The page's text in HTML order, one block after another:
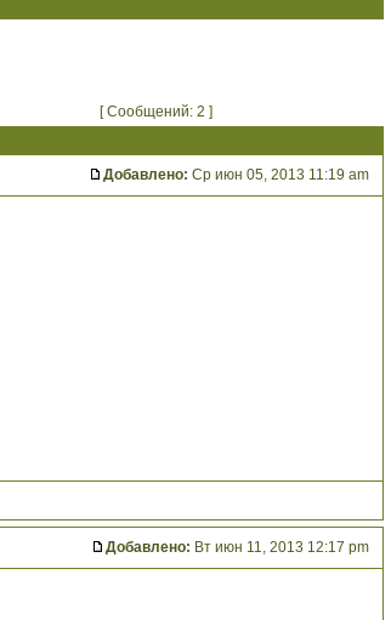
[ Сообщений: 2 ]
Добавлено: Ср июн 05, 2013 11:19 am
Добавлено: Вт июн 11, 2013 12:17 pm